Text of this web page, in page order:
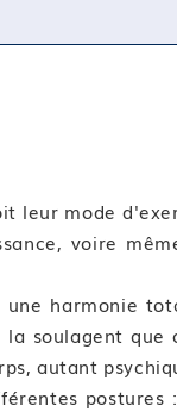
leur mode
voire
harmonie
soulagent que
autant